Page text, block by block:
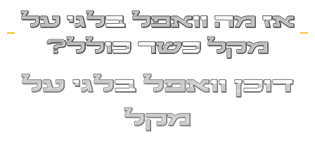
אז מה וואפל בלגי על
מקל כשר כולל?
דוכן וואפל בלגי על
מקל